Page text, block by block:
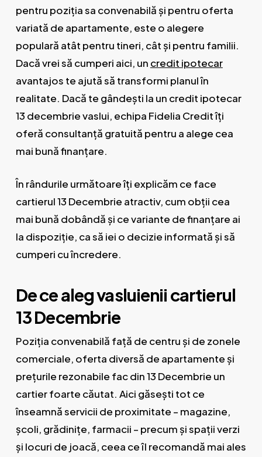
pentru poziția sa convenabilă și pentru oferta
variată de apartamente, este o alegere
populară atât pentru tineri, cât și pentru familii.
Dacă vrei să cumperi aici, un credit ipotecar
avantajos te ajută să transformi planul în
realitate. Dacă te gândești la un credit ipotecar
13 decembrie vaslui, echipa Fidelia Credit îți
oferă consultanță gratuită pentru a alege cea
mai bună finanțare.
În rândurile următoare îți explicăm ce face
cartierul 13 Decembrie atractiv, cum obții cea
mai bună dobândă și ce variante de finanțare ai
la dispoziție, ca să iei o decizie informată și să
cumperi cu încredere.
De ce aleg vasluienii cartierul
13 Decembrie
Poziția convenabilă față de centru și de zonele
comerciale, oferta diversă de apartamente și
prețurile rezonabile fac din 13 Decembrie un
cartier foarte căutat. Aici găsești tot ce
înseamnă servicii de proximitate – magazine,
școli, grădinițe, farmacii – precum și spații verzi
și locuri de joacă, ceea ce îl recomandă mai ales